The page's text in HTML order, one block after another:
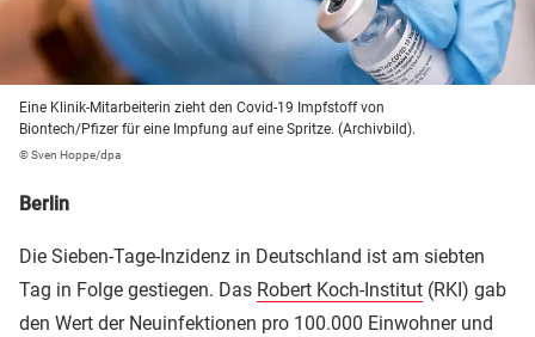
Eine Klinik-Mitarbeiterin zieht den Covid-19 Impfstoff von
Biontech/Pfizer für eine Impfung auf eine Spritze. (Archivbild).
© Sven Hoppe/dpa
Berlin
Die Sieben-Tage-Inzidenz in Deutschland ist am siebten
Tag in Folge gestiegen. Das Robert Koch-Institut (RKI) gab
den Wert der Neuinfektionen pro 100.000 Einwohner und